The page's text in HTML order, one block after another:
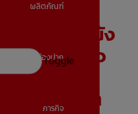
ผลิตภัณฑ์
สุขภาพช่องปาก
ภารกิจ
Toggle
งระวัง ทำยัง
นทำให้เสียว
ญหาด้วย
ากคอลเกต